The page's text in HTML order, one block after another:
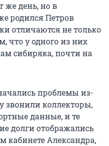
же день, но в
родился Петров
отличаются не только
что у одного из них
сибиряка, почти на
проблемы из-
звонили коллекторы,
данные, и те
долги отображались
кабинете Александра,